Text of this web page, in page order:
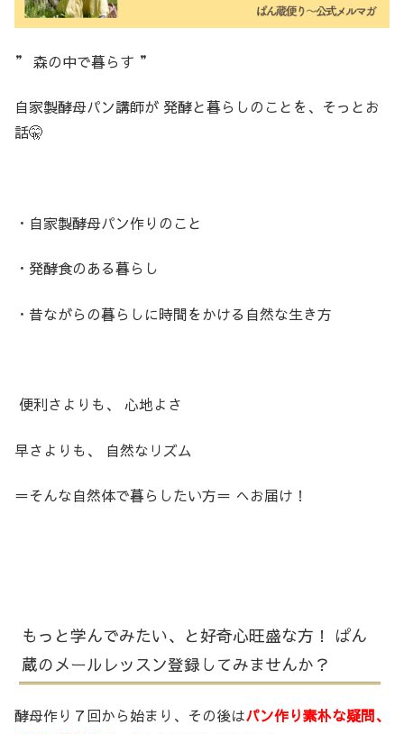
” 森の中で暮らす ”
自家製酵母パン講師が 発酵と暮らしのことを、そっとお
話🤫
・自家製酵母パン作りのこと
・発酵食のある暮らし
・昔ながらの暮らしに時間をかける自然な生き方
便利さよりも、 心地よさ
早さよりも、 自然なリズム
＝そんな自然体で暮らしたい方＝ へお届け！
もっと学んでみたい、と好奇心旺盛な方！ ぱん
蔵のメールレッスン登録してみませんか？
酵母作り７回から始まり、その後はパン作り素朴な疑問、